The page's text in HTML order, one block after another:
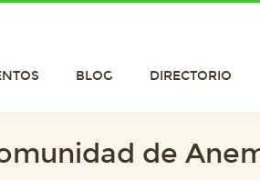
BLOG DIRECTORIO
de